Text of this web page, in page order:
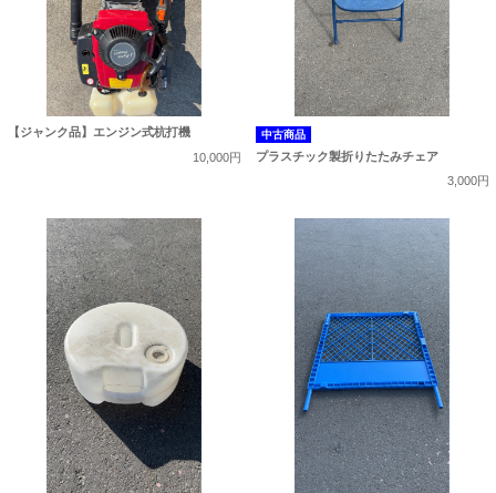
【ジャンク品】エンジン式杭打機
10,000円
中古商品
プラスチック製折りたたみチェア
3,000円